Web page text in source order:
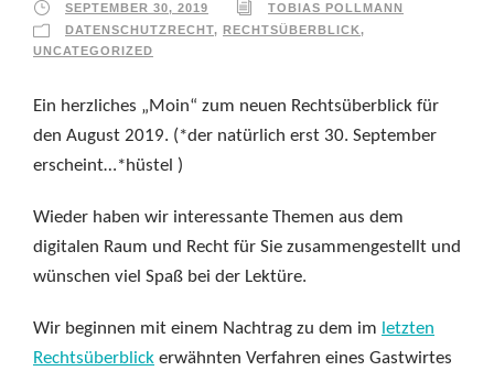
SEPTEMBER 30, 2019
TOBIAS POLLMANN
DATENSCHUTZRECHT, RECHTSÜBERBLICK,
UNCATEGORIZED
Ein herzliches „Moin“ zum neuen Rechtsüberblick für
den August 2019. (*der natürlich erst 30. September
erscheint…*hüstel )
Wieder haben wir interessante Themen aus dem
digitalen Raum und Recht für Sie zusammengestellt und
wünschen viel Spaß bei der Lektüre.
Wir beginnen mit einem Nachtrag zu dem im letzten
Rechtsüberblick erwähnten Verfahren eines Gastwirtes